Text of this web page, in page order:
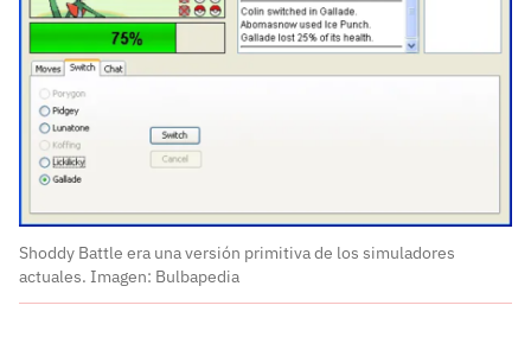
Shoddy Battle era una versión primitiva de los simuladores
actuales. Imagen: Bulbapedia